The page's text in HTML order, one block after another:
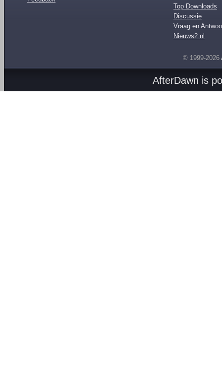
Top Downloads
Discussie
Vraag en
Nieuws2.nl
© 1999-2026
AfterDawn is